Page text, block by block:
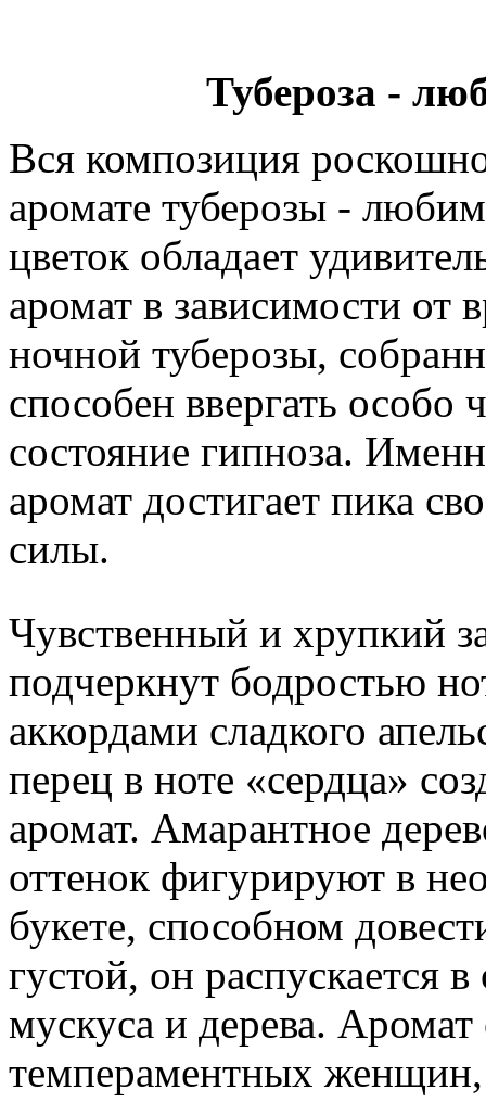
Тубероза -
Вся композиция
аромате туберозы -
цветок обладает
аромат в зависимости от
ночной туберозы,
способен ввергать
состояние гипноза.
аромат достигает пика
силы.
Чувственный и хрупкий
подчеркнут бодростью
аккордами сладкого
перец в ноте «сердца»
аромат. Амарантное
оттенок фигурируют в
букете, способном
густой, он распускается
мускуса и дерева. Аромат
темпераментных